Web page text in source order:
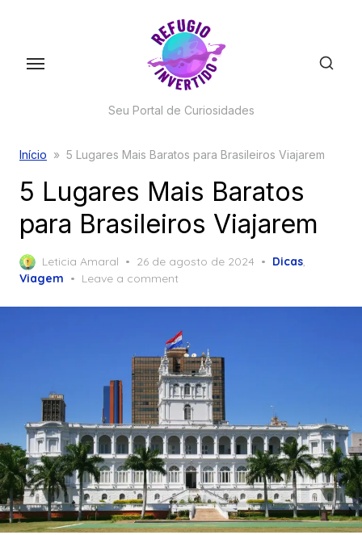
Seu Portal de Curiosidades
Início » 5 Lugares Mais Baratos para Brasileiros Viajarem
5 Lugares Mais Baratos
para Brasileiros Viajarem
Leticia Amaral
Posted
on
26 de agosto de 2024 Dicas,
Viagem
Leave a comment